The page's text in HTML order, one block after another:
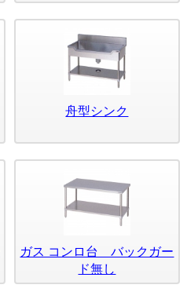
舟型シンク
ガス コンロ台 バックガー
ド無し